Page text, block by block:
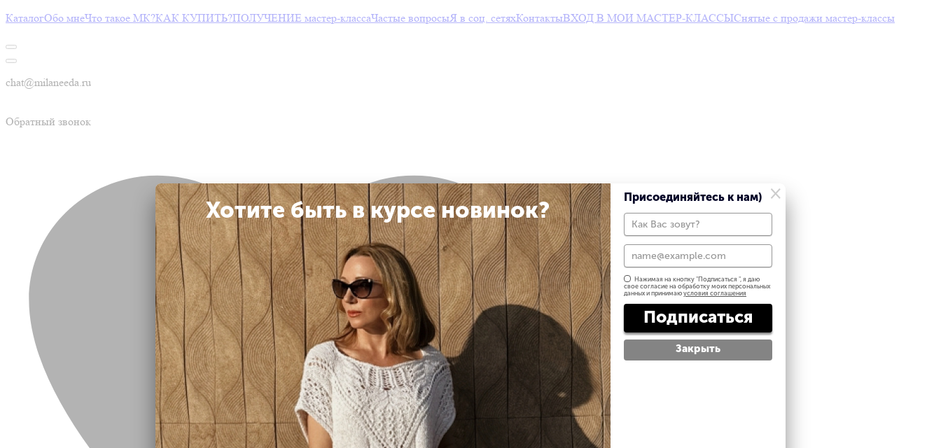
КаталогОбо мнеЧто такое МК?КАК КУПИТЬ?ПОЛУЧЕНИЕ мастер-классаЧастые вопросыЯ в соц. сетяхКонтактыВХОД В МОИ МАСТЕР-КЛАССЫСнятые с продажи мастер-классы
chat@milaneeda.ru
Обратный звонок
Хотите быть в курсе новинок?
×
Присоединяйтесь к нам)
Нажимая на кнопку "Подписаться ", я даю
свое согласие на обработку моих персональных
данных и принимаю условия соглашения
Подписаться
Закрыть